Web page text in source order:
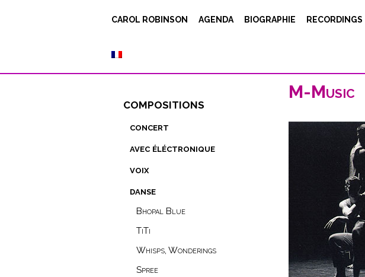
CAROL ROBINSON AGENDA BIOGRAPHIE RECORDINGS
M-Music
compositions
danse
Spree
Whisps, Wonderings
TiTi
Bhopal Blue
voix
avec éléctronique
concert